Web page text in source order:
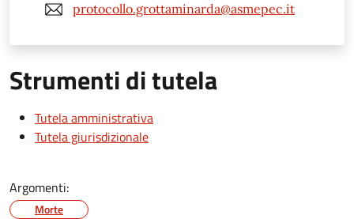
protocollo.grottaminarda@asmepec.it
Strumenti di tutela
Tutela amministrativa
Tutela giurisdizionale
Argomenti:
Morte